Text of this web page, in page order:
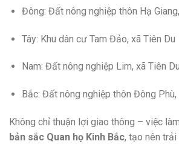
Đông: Đất nông nghiệp thôn Hạ
Tây: Khu dân cư Tam Đảo, xã Tiên Du
Nam: Đất nông nghiệp Lim, xã Tiên Du
Bắc: Đất nông nghiệp thôn Đông Phù,
Không chỉ thuận lợi giao thông – việc
bản sắc Quan họ Kinh Bắc, tạo nên trải